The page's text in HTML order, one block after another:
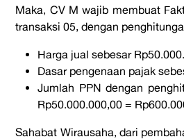
Maka, CV M wajib membuat
transaksi 05, dengan
Harga jual sebesar
Dasar pengenaan pajak
Jumlah PPN dengan
Rp50.000.000,00=
Sahabat Wirausaha, dari